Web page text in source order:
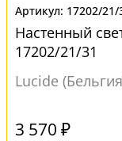
17202/21/
Настенный
17202/21/31
Lucide
3 570 ₽